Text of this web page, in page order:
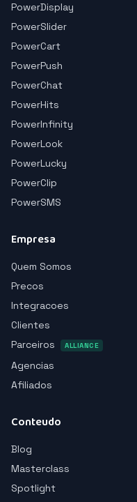
PowerDisplay
PowerSlider
PowerCart
PowerPush
PowerChat
PowerHits
PowerInfinity
PowerLook
PowerLucky
PowerClip
PowerSMS
Empresa
Quem Somos
Precos
Integracoes
Clientes
Parceiros
ALLIANCE
Agencias
Afiliados
Conteudo
Blog
Masterclass
Spotlight